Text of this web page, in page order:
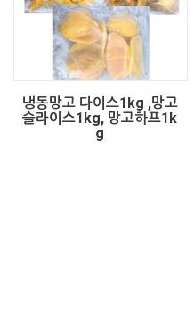
냉동망고 다이스1kg ,망고
슬라이스1kg, 망고하프1k
g